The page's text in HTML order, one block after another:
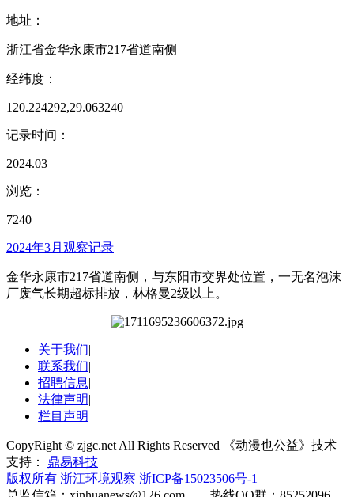
地址：
浙江省金华永康市217省道南侧
经纬度：
120.224292,29.063240
记录时间：
2024.03
浏览：
7240
2024年3月观察记录
金华永康市217省道南侧，与东阳市交界处位置，一无名泡沫
厂废气长期超标排放，林格曼2级以上。
关于我们|
联系我们|
招聘信息|
法律声明|
栏目声明
CopyRight © zjgc.net All Rights Reserved 《动漫也公益》技术
支持： 鼎易科技
版权所有 浙江环境观察 浙ICP备15023506号-1